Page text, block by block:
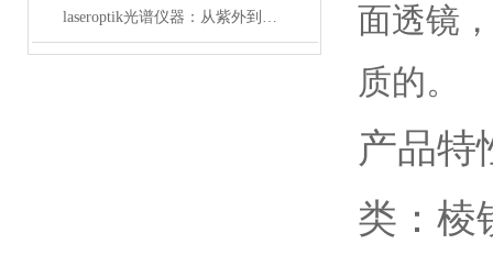
laseroptik光谱仪器：从紫外到红外的精密光学测量解决方案
面透镜
质的。
产品特
类：